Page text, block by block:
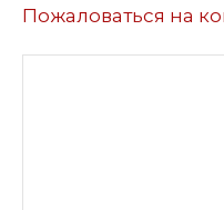
Пожаловаться на